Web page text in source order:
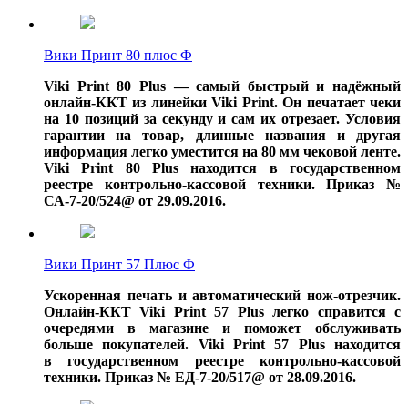
Вики Принт 80 плюс Ф
Viki Print 80 Plus — самый быстрый и надёжный
онлайн-ККТ из линейки Viki Print. Он печатает чеки
на 10 позиций за секунду и сам их отрезает. Условия
гарантии на товар, длинные названия и другая
информация легко уместится на 80 мм чековой ленте.
Viki Print 80 Plus находится в государственном
реестре контрольно-кассовой техники. Приказ №
СА-7-20/524@ от 29.09.2016.
Вики Принт 57 Плюс Ф
Ускоренная печать и автоматический нож-отрезчик.
Онлайн-ККТ Viki Print 57 Plus легко справится с
очередями в магазине и поможет обслуживать
больше покупателей. Viki Print 57 Plus находится
в государственном реестре контрольно-кассовой
техники. Приказ № ЕД-7-20/517@ от 28.09.2016.